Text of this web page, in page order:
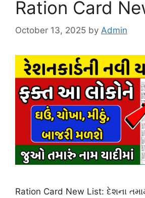
Ration Card
October 13, 2025 by Admin
Ration Card New List: દેશના